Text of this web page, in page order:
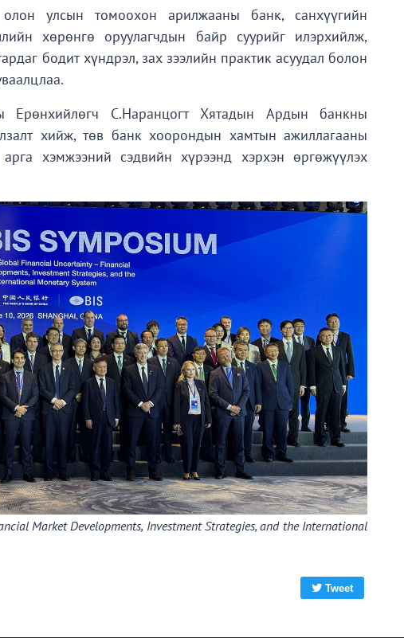
улсын томоохон арилжааны банк, санхүүгийн
хөрөнгө оруулагчдын байр суурийг илэрхийлж,
бодит хүндрэл, зах зээлийн практик асуудал болон
С.Наранцогт Хятадын Ардын банкны
хийж, төв банк хоорондын хамтын ажиллагааны
хэмжээний сэдвийн хүрээнд хэрхэн өргөжүүлэх
Market Developments, Investment Strategies, and the International
Tweet